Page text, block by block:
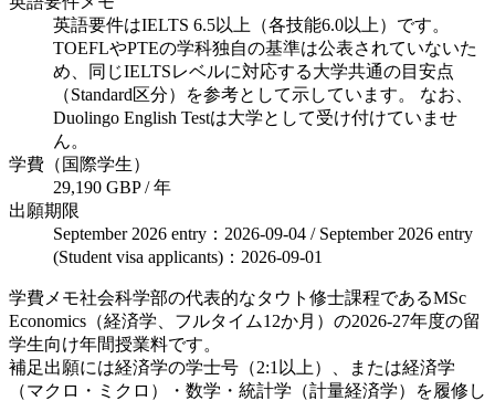
英語要件はIELTS 6.5以上（各技能6.0以上）です。
TOEFLやPTEの学科独自の基準は公表されていないた
め、同じIELTSレベルに対応する大学共通の目安点
（Standard区分）を参考として示しています。 なお、
Duolingo English Testは大学として受け付けていませ
ん。
学費（国際学生）
29,190 GBP / 年
出願期限
September 2026 entry：2026-09-04 / September 2026 entry
(Student visa applicants)：2026-09-01
学費メモ社会科学部の代表的なタウト修士課程であるMSc
Economics（経済学、フルタイム12か月）の2026-27年度の留
学生向け年間授業料です。
補足出願には経済学の学士号（2:1以上）、または経済学
（マクロ・ミクロ）・数学・統計学（計量経済学）を履修し